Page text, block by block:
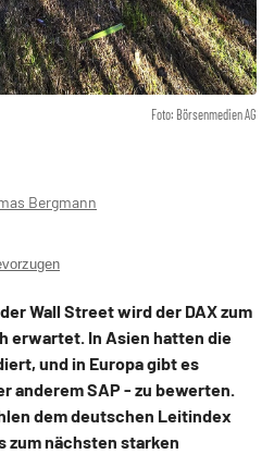
Foto: Börsenmedien AG
Bergmann
Wall Street wird der DAX zum
erwartet. In Asien hatten die
und in Europa gibt es
anderem SAP - zu bewerten.
dem deutschen Leitindex
zum nächsten starken